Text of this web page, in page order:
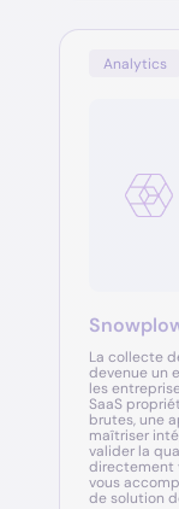
Analytics
La collecte
devenue un
les
SaaS
brutes, une
maîtriser
valider la
directement
vous
de solution